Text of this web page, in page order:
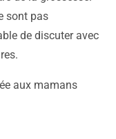
sont pas
de discuter avec
aux mamans